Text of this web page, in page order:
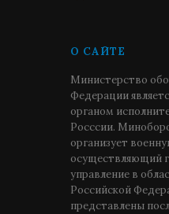
О САЙТЕ
Министерство
Федерации
органом
Росссии.
организует
осуществляющий
управление в
Российской
представлены